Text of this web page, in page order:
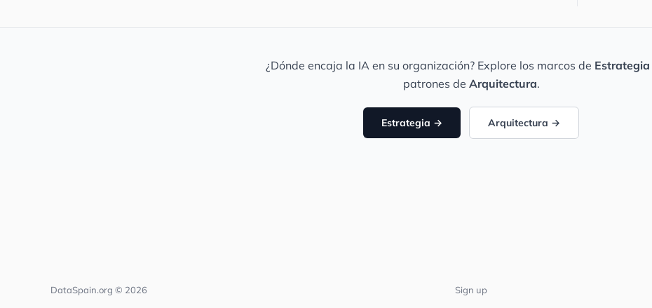
¿Dónde encaja la IA en su organización? Explore los marcos de Estrategia
patrones de Arquitectura.
Estrategia → Arquitectura →
DataSpain.org © 2026 Sign up